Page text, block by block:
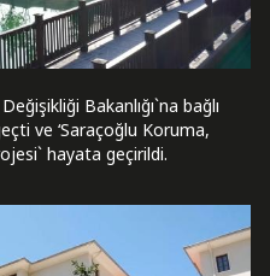
Bakanlığı`na bağlı
ve ‘Saraçoğlu Koruma,
hayata geçirildi.